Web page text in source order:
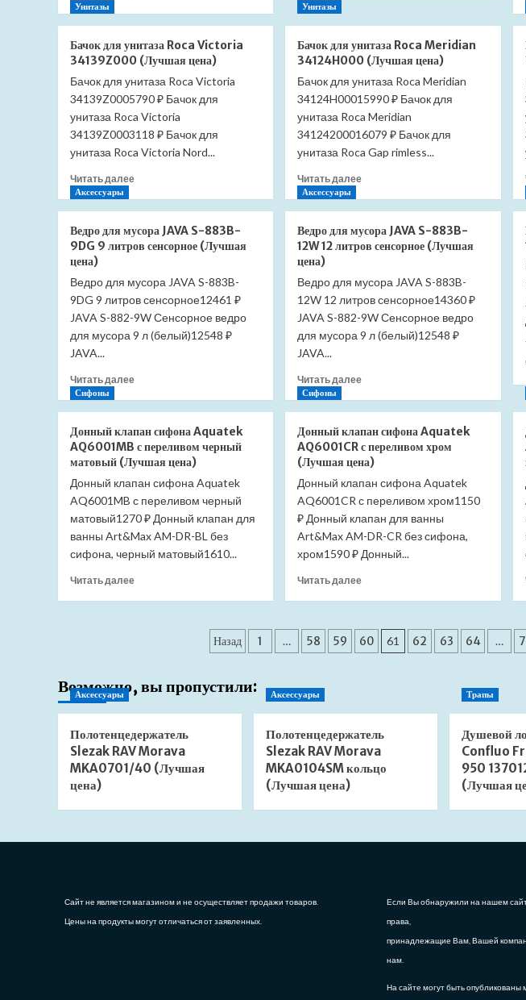
поддон
RGW
ST-
W
70*120
16152712-
белый
RGW
ST-
W
70*110
16152711-
01
(Лучшая
Унитазы
Бачок для унитаза Roca Victoria
34139Z000 (Лучшая цена)
Бачок для унитаза Roca Victoria
34139Z0005790 ₽ Бачок для
унитаза Roca Victoria
34139Z0003118 ₽ Бачок для
унитаза Roca Victoria Nord...
Читать далееПрочитать
для
унитаза
Victoria
34139Z000
(Лучшая
цена)
Унитазы
Бачок для унитаза Roca Meridian
34124H000 (Лучшая цена)
Бачок для унитаза Roca Meridian
34124H00015990 ₽ Бачок для
унитаза Roca Meridian
34124200016079 ₽ Бачок для
унитаза Roca Gap rimless...
Читать далееПрочитать
для
унитаза
Meridian
34124H000
(Лучшая
цена)
Аксессуары
Ведро для мусора JAVA S-883B-
9DG 9 литров сенсорное (Лучшая
цена)
Ведро для мусора JAVA S-883B-
9DG 9 литров сенсорное12461 ₽
JAVA S-882-9W Сенсорное ведро
для мусора 9 л (белый)12548 ₽
JAVA...
Читать далееПрочитать
для
мусора
JAVA
S-
883B-
9DG
9
сенсорное
Аксессуары
Ведро для мусора JAVA S-883B-
12W 12 литров сенсорное (Лучшая
цена)
Ведро для мусора JAVA S-883B-
12W 12 литров сенсорное14360 ₽
JAVA S-882-9W Сенсорное ведро
для мусора 9 л (белый)12548 ₽
JAVA...
Читать далееПрочитать
для
мусора
JAVA
S-
883B-
12W
12
сенсорное
Сифоны
Донный клапан сифона Aquatek
AQ6001MB с переливом черный
матовый (Лучшая цена)
Донный клапан сифона Aquatek
AQ6001MB с переливом черный
матовый1270 ₽ Донный клапан для
ванны Art&Max AM-DR-BL без
сифона, черный матовый1610...
Читать далееПрочитать
AQ6001MB
переливом
черный
матовый
(Лучшая
цена)
Сифоны
Донный клапан сифона Aquatek
AQ6001CR с переливом хром
(Лучшая цена)
Донный клапан сифона Aquatek
AQ6001CR с переливом хром1150
₽ Донный клапан для ванны
Art&Max AM-DR-CR без сифона,
хром1590 ₽ Донный...
Читать далееПрочитать
клапан
сифона
переливом
хром
(Лучшая
Пагинация
Назад 1 … 58 59 60 61 62 63 64 …
Возможно, вы пропустили:
Аксессуары
Полотенцедержатель
Slezak RAV Morava
MKA0701/40 (Лучшая
цена)
Аксессуары
Полотенцедержатель
Slezak RAV Morava
MKA0104SM кольцо
(Лучшая цена)
Трапы
Душевой
Confluo
950
(Лучшая
Сайт не является магазином и не осуществляет продажи товаров.
Цены на продукты могут отличаться от заявленных.
Если Вы обнаружили на нашем
права,
принадлежащие Вам, Вашей
нам.
На сайте могут быть опубликованы